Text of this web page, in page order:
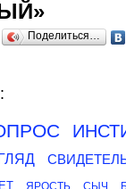
Поделиться…
ЯРОСТЬ СЫЧ